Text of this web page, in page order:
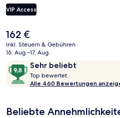
gefallen das hilfsbereite Personal
VIP Access
Der
aktuelle
Preis
162 €.
162 €
inkl. Steuern & Gebühren
16. Aug.–17. Aug.
Bewertungen
Sehr beliebt
9,8
von
10,
beliebt
Top bewertet
o
b
Alle 460 Bewertungen
Beliebte